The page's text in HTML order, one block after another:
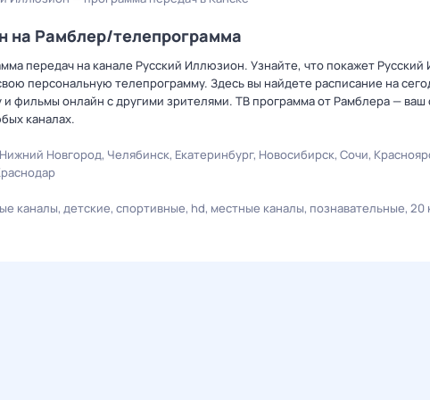
на Рамблер/телепрограмма
передач на канале Русский Иллюзион. Узнайте, что покажет
персональную телепрограмму. Здесь вы найдете расписание на
фильмы онлайн с другими зрителями. ТВ программа от Рамблера — ваш
каналах.
Нижний Новгород Челябинск Екатеринбург Новосибирск Сочи
каналы детские спортивные hd местные каналы познавательные 20